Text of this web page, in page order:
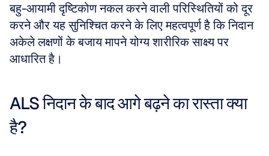
बहु-आयामी दृष्टिकोण नकल करने वाली परिस्थितियों को दूर
करने और यह सुनिश्चित करने के लिए महत्वपूर्ण है कि निदान
अकेले लक्षणों के बजाय मापने योग्य शारीरिक साक्ष्य पर
आधारित है।
ALS निदान के बाद आगे बढ़ने का रास्ता क्या
है?